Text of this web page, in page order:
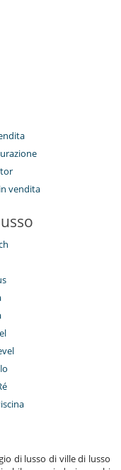
vendita
di lusso di ville di lusso